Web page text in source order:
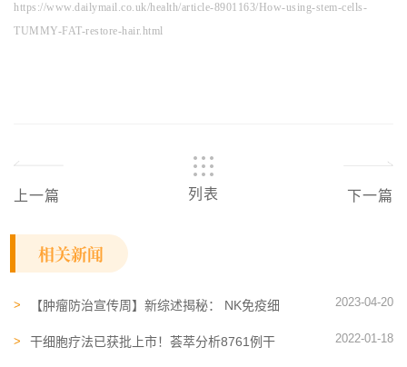
https://www.dailymail.co.uk/health/article-8901163/How-using-stem-cells-
TUMMY-FAT-restore-hair.html
上一篇 列表 下一篇
相关新闻
【肿瘤防治宣传周】新综述揭秘： NK免疫细
2023-04-20
干细胞疗法已获批上市！荟萃分析8761例干
2022-01-18